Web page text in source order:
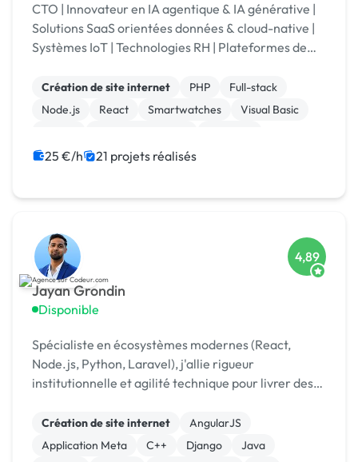
CTO | Innovateur en IA agentique & IA générative |
Solutions SaaS orientées données & cloud-native |
Systèmes IoT | Technologies RH | Plateformes de
Création de site internet PHP
Full-stack
Node.js
React Smartwatches
Visual Basic
25 €/h 21 projets réalisés
Jayan Grondin
Disponible
4,89
Spécialiste en écosystèmes modernes (React,
Node.js, Python, Laravel), j'allie rigueur
institutionnelle et agilité technique pour livrer des
Création de site internet
AngularJS
Application Meta
C++ Django
Java